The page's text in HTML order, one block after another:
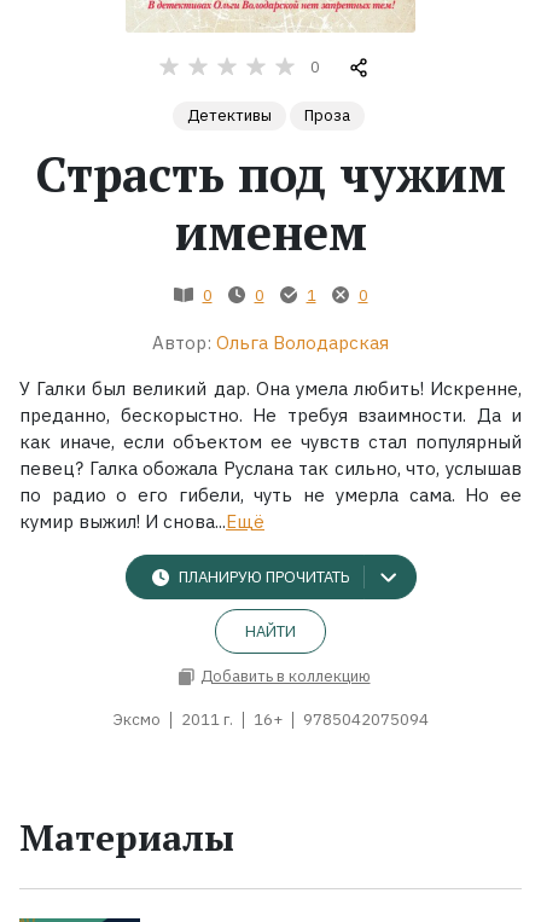
Экранизации
0
Детективы Проза
Страсть под чужим
именем
0 0 1 0
Автор: Ольга Володарская
У Галки был великий дар. Она умела любить! Искренне,
преданно, бескорыстно. Не требуя взаимности. Да и
как иначе, если объектом ее чувств стал популярный
певец? Галка обожала Руслана так сильно, что, услышав
по радио о его гибели, чуть не умерла сама. Но ее
кумир выжил! И снова...Ещё
ПЛАНИРУЮ ПРОЧИТАТЬ
НАЙТИ
Добавить в коллекцию
Эксмо 2011 г. 16+ 9785042075094
Материалы